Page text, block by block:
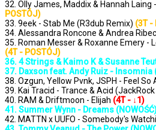
32. Olly James, Maddix & Hannah Laing
POSTÓJ)
33. 9eek - Stab Me (R3dub Remix) (3T -
34. Alessandra Roncone & Andrea
35. Roman Messer & Roxanne Emery -
(4T - POSTÓJ)
36. 4 Strings & Kaimo K & Susanne
37. Daxson feat. Andy Ruiz - Insomnia
38. Ozgun, Yellow Pvnk, JSPH - Feel So
39. Kai Tracid - Trance & Acid
40. RAM & Driftmoon - Elijah (4T - ↓1)
41. Summer Wynn - Dreams
42. MATTN x UUFO - Somebody's